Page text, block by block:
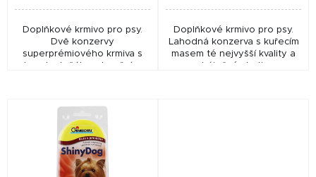
Doplňkové krmivo pro psy.
Dvě konzervy
superprémiového krmiva s
kousky tuňáku a hovězím.
Doplňkové krmivo pro psy.
Lahodná konzerva s kuřecím
masem té nejvyšší kvality a
báječné chuti.